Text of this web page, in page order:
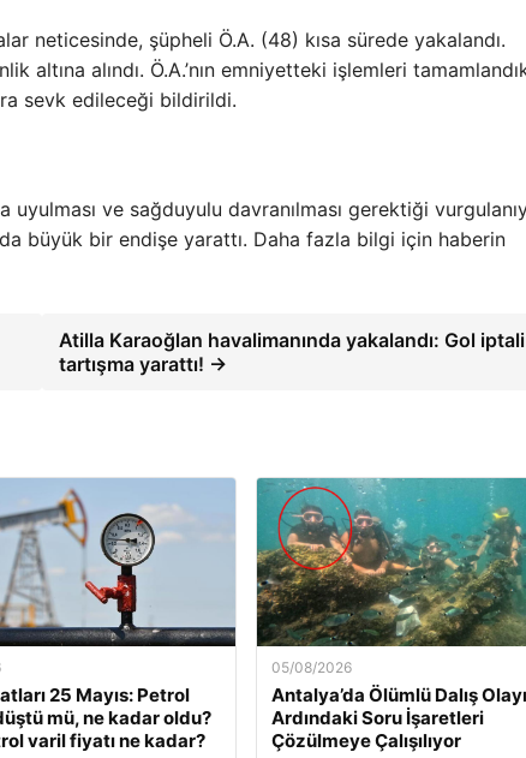
neticesinde, şüpheli Ö.A. (48) kısa sürede yakalandı.
altına alındı. Ö.A.’nın emniyetteki işlemleri
sevk edileceği bildirildi.
ve sağduyulu davranılması gerektiği
büyük bir endişe yarattı. Daha fazla bilgi için haberin
Atilla Karaoğlan havalimanında yakalandı: Gol iptali
tartışma yarattı! →
25 Mayıs: Petrol
mü, ne kadar oldu?
varil fiyatı ne kadar?
05/08/2026
Antalya’da Ölümlü Dalış
Ardındaki Soru İşaretleri
Çözülmeye Çalışılıyor